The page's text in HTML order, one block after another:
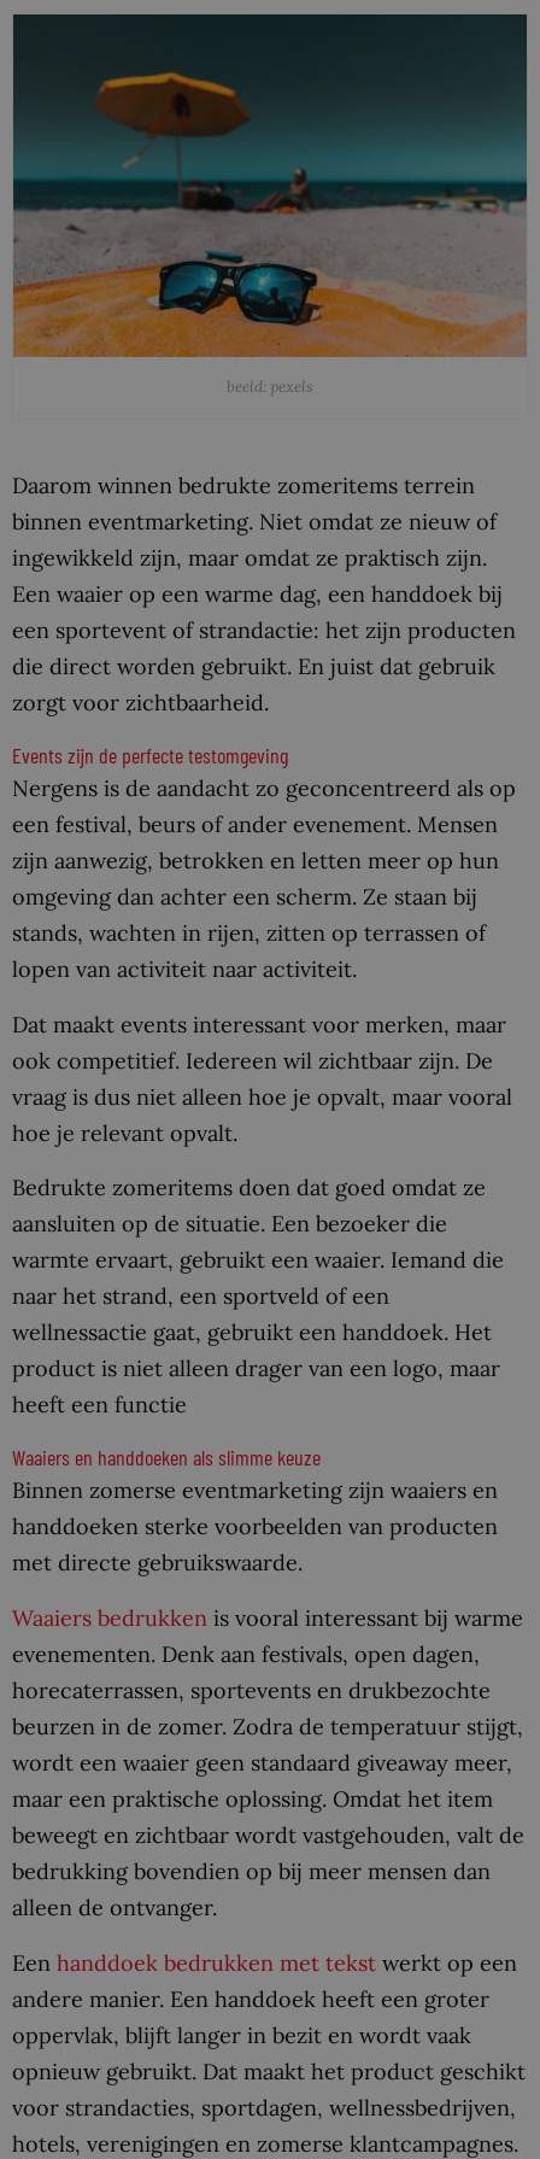
beeld: pexels
Daarom winnen bedrukte zomeritems terrein
binnen eventmarketing. Niet omdat ze nieuw of
ingewikkeld zijn, maar omdat ze praktisch zijn.
Een waaier op een warme dag, een handdoek bij
een sportevent of strandactie: het zijn producten
die direct worden gebruikt. En juist dat gebruik
zorgt voor zichtbaarheid.
Events zijn de perfecte testomgeving
Nergens is de aandacht zo geconcentreerd als op
een festival, beurs of ander evenement. Mensen
zijn aanwezig, betrokken en letten meer op hun
omgeving dan achter een scherm. Ze staan bij
stands, wachten in rijen, zitten op terrassen of
lopen van activiteit naar activiteit.
Dat maakt events interessant voor merken, maar
ook competitief. Iedereen wil zichtbaar zijn. De
vraag is dus niet alleen hoe je opvalt, maar vooral
hoe je relevant opvalt.
Bedrukte zomeritems doen dat goed omdat ze
aansluiten op de situatie. Een bezoeker die
warmte ervaart, gebruikt een waaier. Iemand die
naar het strand, een sportveld of een
wellnessactie gaat, gebruikt een handdoek. Het
product is niet alleen drager van een logo, maar
heeft een functie
Waaiers en handdoeken als slimme keuze
Binnen zomerse eventmarketing zijn waaiers en
handdoeken sterke voorbeelden van producten
met directe gebruikswaarde.
Waaiers bedrukken is vooral interessant bij warme
evenementen. Denk aan festivals, open dagen,
horecaterrassen, sportevents en drukbezochte
beurzen in de zomer. Zodra de temperatuur stijgt,
wordt een waaier geen standaard giveaway meer,
maar een praktische oplossing. Omdat het item
beweegt en zichtbaar wordt vastgehouden, valt de
bedrukking bovendien op bij meer mensen dan
alleen de ontvanger.
Een handdoek bedrukken met tekst werkt op een
andere manier. Een handdoek heeft een groter
oppervlak, blijft langer in bezit en wordt vaak
opnieuw gebruikt. Dat maakt het product geschikt
voor strandacties, sportdagen, wellnessbedrijven,
hotels, verenigingen en zomerse klantcampagnes.